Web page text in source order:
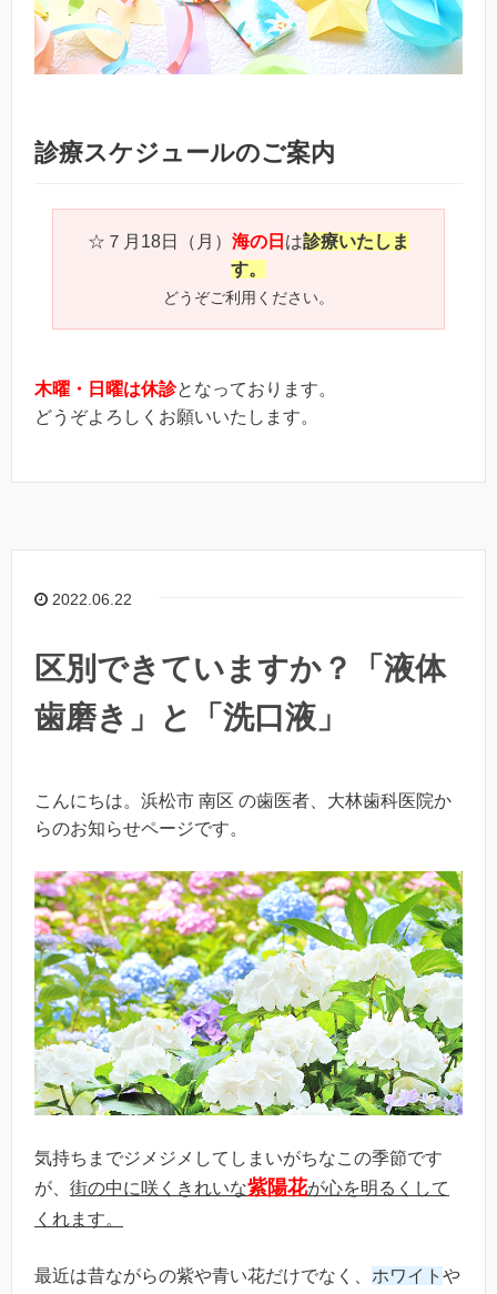
診療スケジュールのご案内
☆７月18日（月） 海の日 は診療いたしま
す。
どうぞご利用ください。
木曜・日曜は休診となっております。
どうぞよろしくお願いいたします。
2022.06.22
区別できていますか？「液体
歯磨き」と「洗口液」
こんにちは。浜松市 南区 の歯医者、大林歯科医院か
らのお知らせページです。
気持ちまでジメジメしてしまいがちなこの季節です
が、 街の中に咲くきれいな紫陽花が心を明るくして
くれます。
最近は昔ながらの紫や青い花だけでなく、 ホワイト や